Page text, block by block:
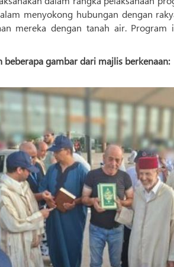
menyokong hubungan dengan
mereka dengan tanah air.
beberapa gambar dari majlis berkenaan: